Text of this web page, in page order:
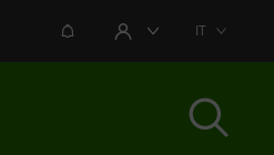
NOTIFICHEAREA UTENTEIT